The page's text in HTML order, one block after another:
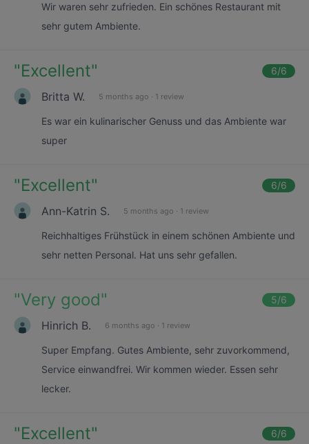
Wir waren sehr zufrieden. Ein schönes Restaurant mit
sehr gutem Ambiente.
"Excellent" 6/6
Britta W. 5 months ago · 1 review
Es war ein kulinarischer Genuss und das Ambiente war
super
"Excellent" 6/6
Ann-Katrin S. 5 months ago · 1 review
Reichhaltiges Frühstück in einem schönen Ambiente und
sehr netten Personal. Hat uns sehr gefallen.
"Very good" 5/6
Hinrich B. 6 months ago · 1 review
Super Empfang. Gutes Ambiente, sehr zuvorkommend,
Service einwandfrei. Wir kommen wieder. Essen sehr
lecker.
"Excellent" 6/6